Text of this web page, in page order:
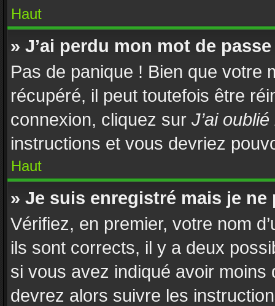
Haut
» J’ai perdu mon mot de
Pas de panique ! Bien que votre
récupéré, il peut toutefois être
connexion, cliquez sur J’ai
instructions et vous devriez
Haut
» Je suis enregistré mais je
Vérifiez, en premier, votre nom
ils sont corrects, il y a deux
si vous avez indiqué avoir moins
devrez alors suivre les